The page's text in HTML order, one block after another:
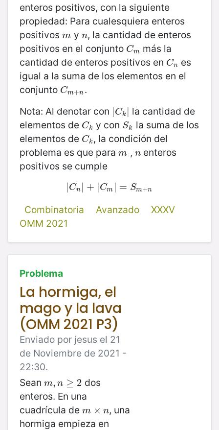
enteros positivos, con la siguiente
propiedad: Para cualesquiera enteros
positivos m
m y n
n, la cantidad de enteros
positivos en el conjunto Cm
Cm más la
cantidad de enteros positivos en Cn
Cn es
igual a la suma de los elementos en el
conjunto Cm+n
Cm+n.
Nota: Al denotar con
Ck
Ck la cantidad de
elementos de Ck
Ck y con Sk
Sk la suma de los
elementos de Ck
Ck, la condición del
problema es que para m
m , n
nenteros
positivos se cumple
Cn + Cm = Sm+n
|Cn |+ Cm =S m+n
Combinatoria
Avanzado
XXXV
OMM 2021
Problema
La hormiga, el
mago y la lava
(OMM 2021 P3)
Enviado por jesus el 21
de Noviembre de 2021 -
22:30.
Sean m, n ≥ 2
m,n≥ 2
dos
enteros. En una
cuadrícula de m × n
m×n
, una
hormiga empieza en